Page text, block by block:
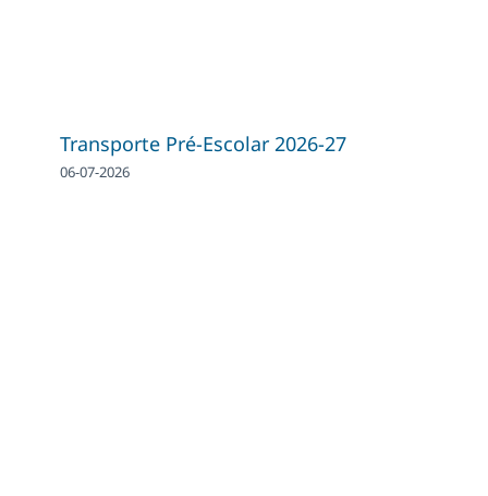
Transporte Pré-Escolar 2026-27
06-07-2026